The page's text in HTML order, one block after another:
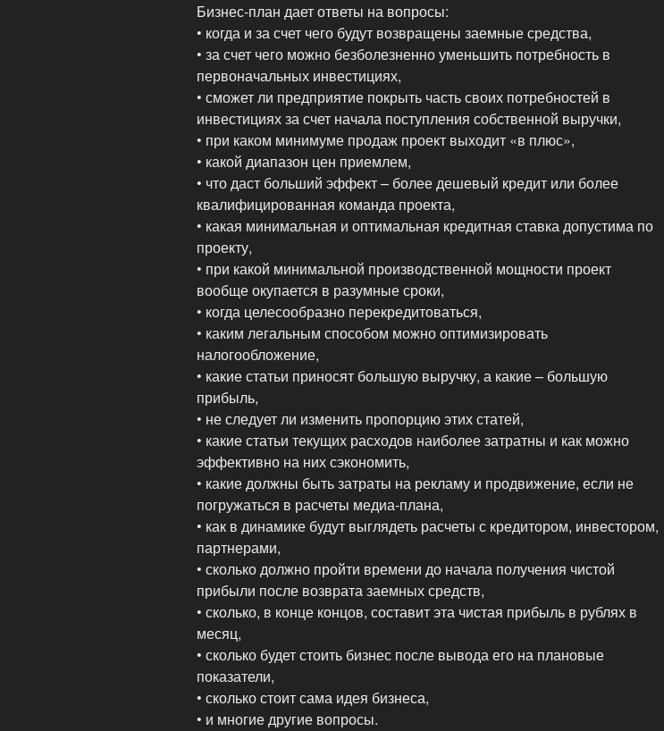
Бизнес-план дает ответы на вопросы:
• когда и за счет чего будут возвращены заемные средства,
• за счет чего можно безболезненно уменьшить потребность в
первоначальных инвестициях,
• сможет ли предприятие покрыть часть своих потребностей в
инвестициях за счет начала поступления собственной выручки,
• при каком минимуме продаж проект выходит «в плюс»,
• какой диапазон цен приемлем,
• что даст больший эффект – более дешевый кредит или более
квалифицированная команда проекта,
• какая минимальная и оптимальная кредитная ставка допустима по
проекту,
• при какой минимальной производственной мощности проект
вообще окупается в разумные сроки,
• когда целесообразно перекредитоваться,
• каким легальным способом можно оптимизировать
налогообложение,
• какие статьи приносят большую выручку, а какие – большую
прибыль,
• не следует ли изменить пропорцию этих статей,
• какие статьи текущих расходов наиболее затратны и как можно
эффективно на них сэкономить,
• какие должны быть затраты на рекламу и продвижение, если не
погружаться в расчеты медиа-плана,
• как в динамике будут выглядеть расчеты с кредитором, инвестором,
партнерами,
• сколько должно пройти времени до начала получения чистой
прибыли после возврата заемных средств,
• сколько, в конце концов, составит эта чистая прибыль в рублях в
месяц,
• сколько будет стоить бизнес после вывода его на плановые
показатели,
• сколько стоит сама идея бизнеса,
• и многие другие вопросы.